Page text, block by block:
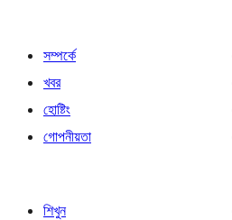
সম্পর্কে
খবর
হোষ্টিং
গোপনীয়তা
শিখুন